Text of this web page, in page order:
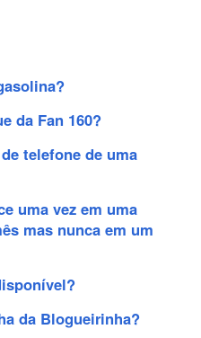
da Fan 160?
telefone de uma
uma vez em uma
mas nunca em um
da Blogueirinha?